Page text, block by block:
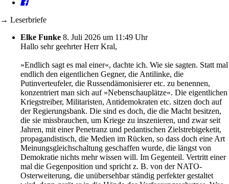
→ Leserbriefe
Elke Funke 8. Juli 2026 um 11:49 Uhr
Hallo sehr geehrter Herr Kral,
»Endlich sagt es mal einer«, dachte ich. Wie sie sagten. Statt mal
endlich den eigentlichen Gegner, die Antilinke, die
Putinverteufeler, die Russendämonisierer etc. zu benennen,
konzentriert man sich auf »Nebenschauplätze«. Die eigentlichen
Kriegstreiber, Militaristen, Antidemokraten etc. sitzen doch auf
der Regierungsbank. Die sind es doch, die die Macht besitzen,
die sie missbrauchen, um Kriege zu inszenieren, und zwar seit
Jahren, mit einer Penetranz und pedantischen Zielstrebigeketit,
propagandistisch, die Medien im Rücken, so dass doch eine Art
Meinungsgleichschaltung geschaffen wurde, die längst von
Demokratie nichts mehr wissen will. Im Gegenteil. Vertritt einer
mal die Gegenposition und spricht z. B. von der NATO-
Osterweiterung, die unübersehbar ständig perfekter gestaltet